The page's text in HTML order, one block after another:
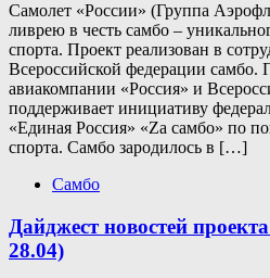
Самолет «России» (Группа
ливрею в честь самбо –
спорта. Проект реализован в
Всероссийской федерации
авиакомпании «Россия» и
поддерживает инициативу
«Единая Россия» «Zа самбо» по
спорта. Самбо зародилось в […]
Самбо
Дайджест новостей
28.04)